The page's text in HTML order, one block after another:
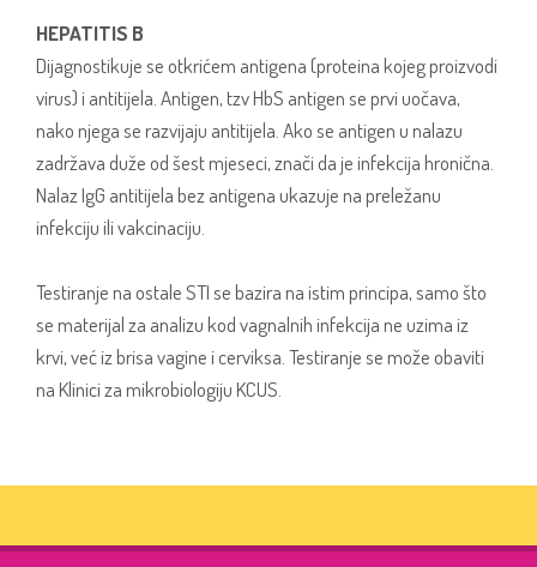
HEPATITIS B
Dijagnostikuje se otkrićem antigena (proteina kojeg proizvodi
virus) i antitijela. Antigen, tzv HbS antigen se prvi uočava,
nako njega se razvijaju antitijela. Ako se antigen u nalazu
zadržava duže od šest mjeseci, znači da je infekcija hronična.
Nalaz IgG antitijela bez antigena ukazuje na preležanu
infekciju ili vakcinaciju.
Testiranje na ostale STI se bazira na istim principa, samo što
se materijal za analizu kod vagnalnih infekcija ne uzima iz
krvi, već iz brisa vagine i cerviksa. Testiranje se može obaviti
na Klinici za mikrobiologiju KCUS.